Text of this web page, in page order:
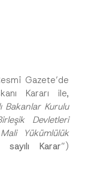
Gazete’de
Kararı ile,
Kurulu
Devletleri
Yükümlülük
Karar”)